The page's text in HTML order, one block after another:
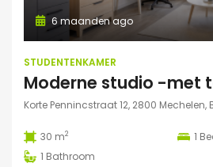
6 maanden ago
STUDENTENKAMER
Korte Pennincstraat 12, 2800 Mechelen,
30 m2 1
1 Bathroom